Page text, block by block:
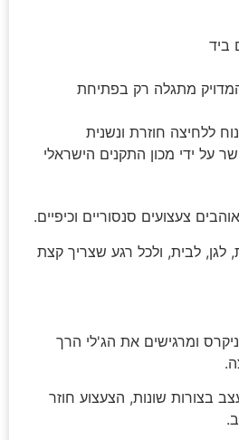
ביד
מתגלה רק בפתיחת
ללחיצה חוזרת ונשנית
על ידי מכון התקנים הישראלי
לגן, לבית, ולכל רגע שצריך קצת
ומרגישים את הג'לי הרך
בצורות שונות, הצעצוע חוזר